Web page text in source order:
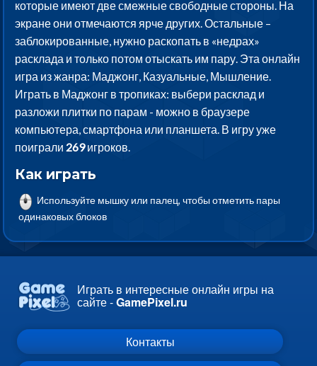
которые имеют две смежные свободные стороны. На
экране они отмечаются ярче других. Остальные –
заблокированные, нужно раскопать в «недрах»
расклада и только потом отыскать им пару. Эта онлайн
игра из жанра: Маджонг, Казуальные, Мышление.
Играть в Маджонг в тропиках: выбери расклад и
разложи плитки по парам - можно в браузере
компьютера, смартфона или планшета. В игру уже
поиграли 269игроков.
Как играть
Используйте мышку или палец, чтобы отметить пары
одинаковых блоков
Играть в интересные онлайн игры на
сайте -GamePixel.ru
Контакты